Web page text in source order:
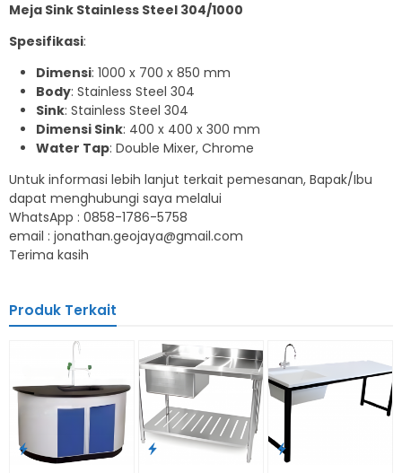
Meja Sink Stainless Steel 304/1000
Spesifikasi:
Dimensi: 1000 x 700 x 850 mm
Body: Stainless Steel 304
Sink: Stainless Steel 304
Dimensi Sink: 400 x 400 x 300 mm
Water Tap: Double Mixer, Chrome
Untuk informasi lebih lanjut terkait pemesanan, Bapak/Ibu
dapat menghubungi saya melalui
WhatsApp : 0858-1786-5758
email : jonathan.geojaya@gmail.com
Terima kasih
Produk Terkait